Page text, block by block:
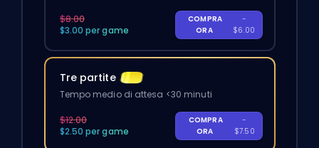
$8.00
$3.00 per game
COMPRA
ORA
-
$6.00
Tre partite
Tempo medio di attesa <30 minuti
$12.00
$2.50 per game
COMPRA
ORA
-
$7.50